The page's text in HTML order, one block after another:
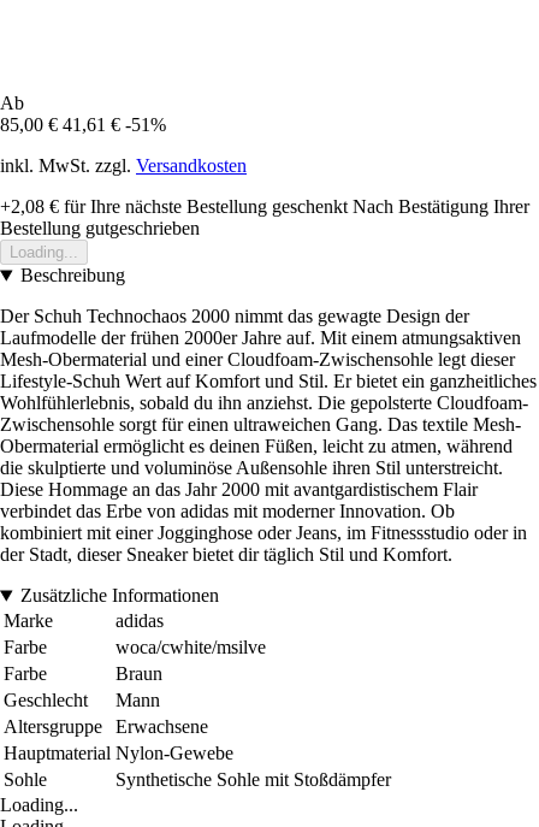
Ab
85,00 € 41,61 € -51%
inkl. MwSt. zzgl. Versandkosten
+2,08 € für Ihre nächste Bestellung geschenkt Nach Bestätigung Ihrer
Bestellung gutgeschrieben
Loading...
Beschreibung
Der Schuh Technochaos 2000 nimmt das gewagte Design der
Laufmodelle der frühen 2000er Jahre auf. Mit einem atmungsaktiven
Mesh-Obermaterial und einer Cloudfoam-Zwischensohle legt dieser
Lifestyle-Schuh Wert auf Komfort und Stil. Er bietet ein ganzheitliches
Wohlfühlerlebnis, sobald du ihn anziehst. Die gepolsterte Cloudfoam-
Zwischensohle sorgt für einen ultraweichen Gang. Das textile Mesh-
Obermaterial ermöglicht es deinen Füßen, leicht zu atmen, während
die skulptierte und voluminöse Außensohle ihren Stil unterstreicht.
Diese Hommage an das Jahr 2000 mit avantgardistischem Flair
verbindet das Erbe von adidas mit moderner Innovation. Ob
kombiniert mit einer Jogginghose oder Jeans, im Fitnessstudio oder in
der Stadt, dieser Sneaker bietet dir täglich Stil und Komfort.
Zusätzliche Informationen
Marke
adidas
Farbe
woca/cwhite/msilve
Farbe
Braun
Geschlecht
Mann
Altersgruppe
Erwachsene
Hauptmaterial Nylon-Gewebe
Sohle
Synthetische Sohle mit Stoßdämpfer
Loading...